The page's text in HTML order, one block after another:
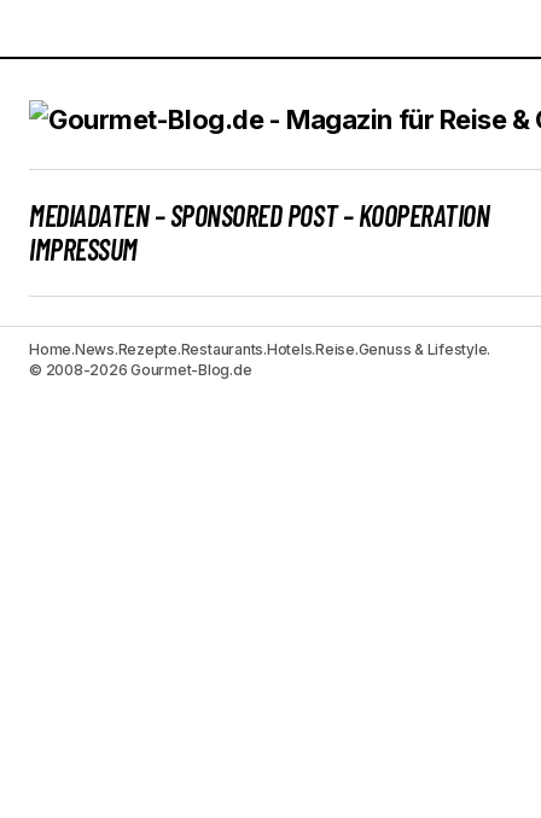
MEDIADATEN – SPONSORED POST – KOOPERATION
IMPRESSUM
Home.News.Rezepte.Restaurants.Hotels.Reise.Genuss & Lifestyle.
© 2008-2026 Gourmet-Blog.de